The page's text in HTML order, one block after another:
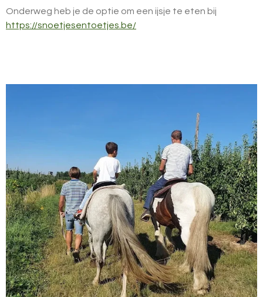
Onderweg heb je de optie om een ijsje te eten bij
https://snoetjesentoetjes.be/